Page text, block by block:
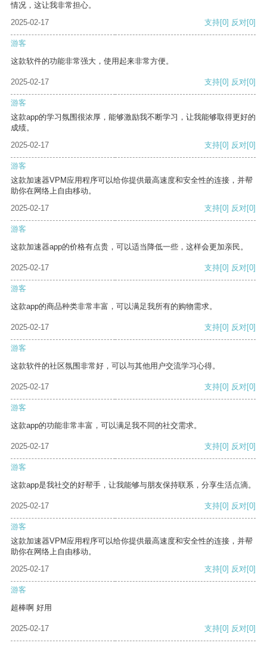
情况，这让我非常担心。
2025-02-17
支持[0] 反对[0]
游客
这款软件的功能非常强大，使用起来非常方便。
2025-02-17 支持[0] 反对[0]
游客
这款app的学习氛围很浓厚，能够激励我不断学习，让我能够取得更好的
成绩。
2025-02-17
支持[0] 反对[0]
游客
这款加速器VPM应用程序可以给你提供最高速度和安全性的连接，并帮
助你在网络上自由移动。
2025-02-17
支持[0] 反对[0]
游客
这款加速器app的价格有点贵，可以适当降低一些，这样会更加亲民。
2025-02-17 支持[0] 反对[0]
游客
这款app的商品种类非常丰富，可以满足我所有的购物需求。
2025-02-17 支持[0] 反对[0]
游客
这款软件的社区氛围非常好，可以与其他用户交流学习心得。
2025-02-17 支持[0] 反对[0]
游客
这款app的功能非常丰富，可以满足我不同的社交需求。
2025-02-17 支持[0] 反对[0]
游客
这款app是我社交的好帮手，让我能够与朋友保持联系，分享生活点滴。
2025-02-17 支持[0] 反对[0]
游客
这款加速器VPM应用程序可以给你提供最高速度和安全性的连接，并帮
助你在网络上自由移动。
2025-02-17
支持[0] 反对[0]
游客
超棒啊 好用
2025-02-17 支持[0] 反对[0]